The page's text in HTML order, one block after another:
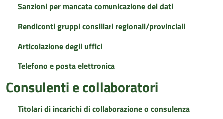
Sanzioni per mancata comunicazione dei dati
Rendiconti gruppi consiliari regionali/provinciali
Articolazione degli uffici
Telefono e posta elettronica
Consulenti e collaboratori
Titolari di incarichi di collaborazione o consulenza